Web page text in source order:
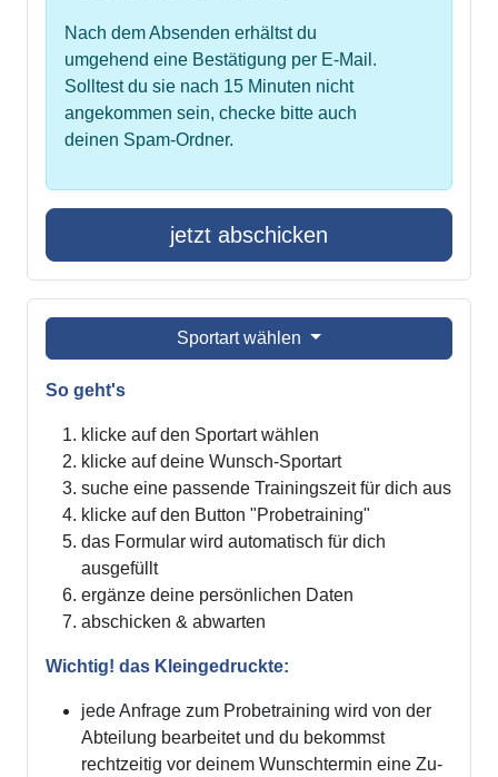
Nach dem Absenden erhältst du
umgehend eine Bestätigung per E-Mail.
Solltest du sie nach 15 Minuten nicht
angekommen sein, checke bitte auch
deinen Spam-Ordner.
jetzt abschicken
Sportart wählen
So geht's
klicke auf den Sportart wählen
klicke auf deine Wunsch-Sportart
suche eine passende Trainingszeit für dich aus
klicke auf den Button "Probetraining"
das Formular wird automatisch für dich
ausgefüllt
ergänze deine persönlichen Daten
abschicken & abwarten
Wichtig! das Kleingedruckte:
jede Anfrage zum Probetraining wird von der
Abteilung bearbeitet und du bekommst
rechtzeitig vor deinem Wunschtermin eine Zu-